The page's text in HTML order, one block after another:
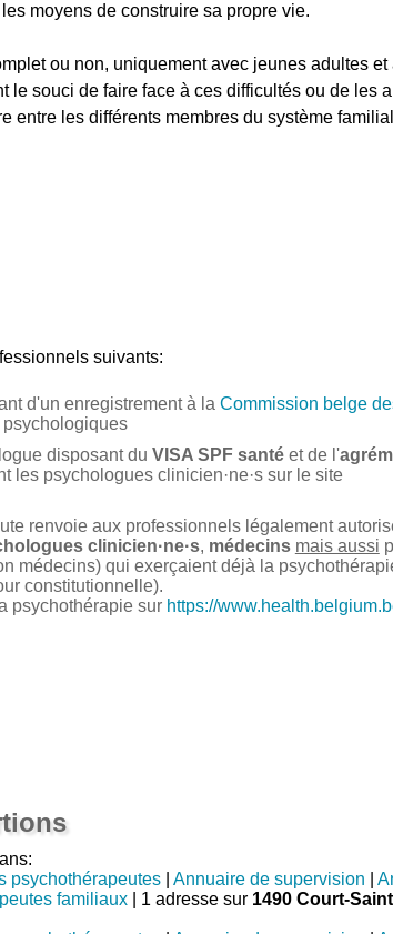
moyens de construire sa propre vie.
ou non, uniquement avec jeunes adultes
le souci de faire face à ces difficultés ou de les
entre les différents membres du système
suivants:
d'un enregistrement à la Commission belge
disposant du VISA SPF santéet de l'
les psychologues clinicien·ne·s sur le site
renvoie aux professionnels légalement
clinicien·ne·s, médecins mais aussi
médecins) qui exerçaient déjà la
constitutionnelle).
psychothérapie sur https://
psychothérapeutes| Annuaire de supervision
familiaux| 1 adresse sur 1490 Court-